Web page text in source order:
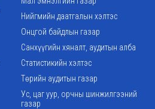
Нийгмийн даатгалын хэлтэс
Онцгой байдлын газар
Санхүүгийн хяналт, аудитын алба
Статистикийн хэлтэс
Төрийн аудитын газар
Ус, цаг уур, орчны шинжилгээний
газар